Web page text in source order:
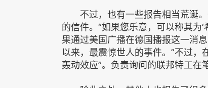
不过，也有一些报告相当荒诞。
的信件。“如果您乐意，可以称其为
果通过美国广播在德国播报这一消
以来，最震惊世人的事件。”不过，
轰动效应”。负责询问的联邦特工在